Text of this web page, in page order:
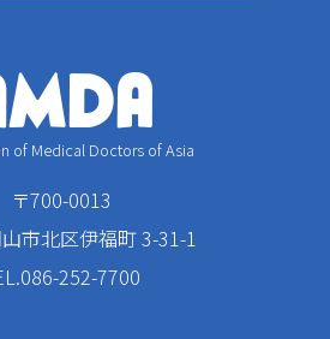
of Medical Doctors of Asia
〒700-0013
市北区伊福町 3-31-1
252-7700